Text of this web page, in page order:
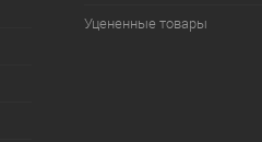
Уцененные товары